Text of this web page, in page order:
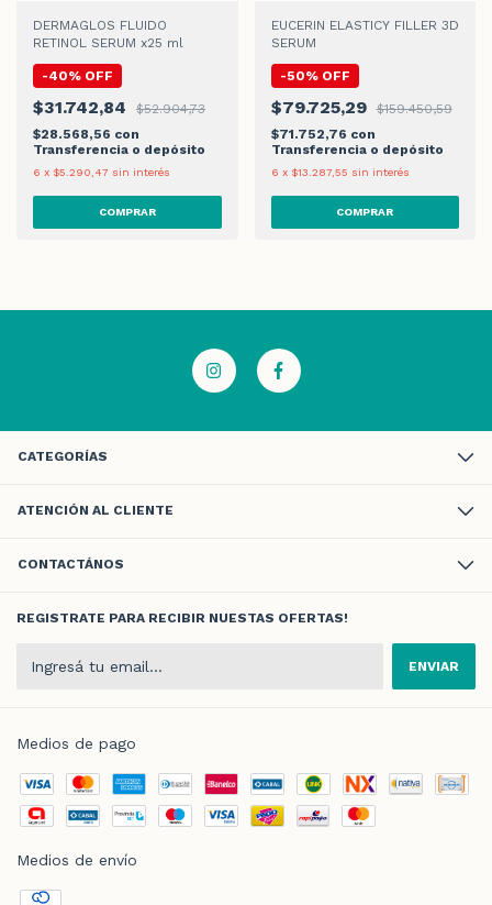
DERMAGLOS FLUIDO
RETINOL SERUM x25 ml
-40% OFF
$31.742,84
$52.904,73
$28.568,56 con
Transferencia o depósito
6 x $5.290,47 sin interés
EUCERIN ELASTICY FILLER 3D
SERUM
-50% OFF
$79.725,29
$159.450,59
$71.752,76 con
Transferencia o depósito
6 x $13.287,55 sin interés
CATEGORÍAS
ATENCIÓN AL CLIENTE
CONTACTÁNOS
REGISTRATE PARA RECIBIR NUESTAS OFERTAS!
Medios de pago
Medios de envío